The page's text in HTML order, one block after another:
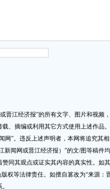
晋江经济报”的所有文字、图片和视频
、摘编或利用其它方式使用上述作品
网”。违反上述声明者，本网将追究其相
新闻网或晋江经济报）”的文/图等稿件
同其观点或证实其内容的真实性。如
权等法律责任。如擅自篡改为“来源